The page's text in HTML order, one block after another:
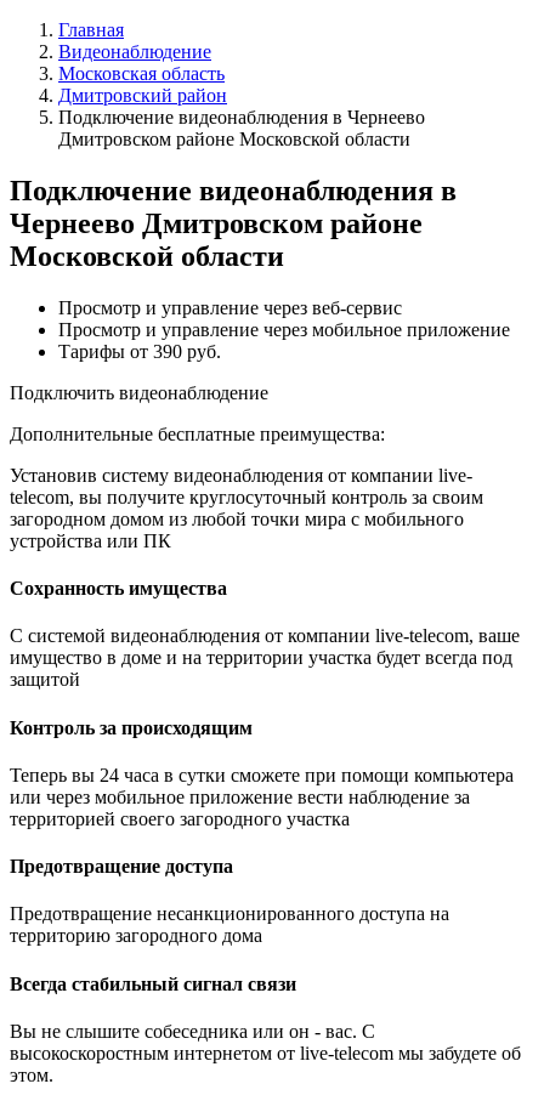
Главная
Видеонаблюдение
Московская область
Дмитровский район
Подключение видеонаблюдения в Чернеево
Дмитровском районе Московской области
Подключение видеонаблюдения в
Чернеево Дмитровском районе
Московской области
Просмотр и управление через веб-сервис
Просмотр и управление через мобильное приложение
Тарифы от 390 руб.
Подключить видеонаблюдение
Дополнительные бесплатные преимущества:
Установив систему видеонаблюдения от компании live-
telecom, вы получите круглосуточный контроль за своим
загородном домом из любой точки мира с мобильного
устройства или ПК
Сохранность имущества
С системой видеонаблюдения от компании live-telecom, ваше
имущество в доме и на территории участка будет всегда под
защитой
Контроль за происходящим
Теперь вы 24 часа в сутки сможете при помощи компьютера
или через мобильное приложение вести наблюдение за
территорией своего загородного участка
Предотвращение доступа
Предотвращение несанкционированного доступа на
территорию загородного дома
Всегда стабильный сигнал связи
Вы не слышите собеседника или он - вас. С
высокоскоростным интернетом от live-telecom мы забудете об
этом.